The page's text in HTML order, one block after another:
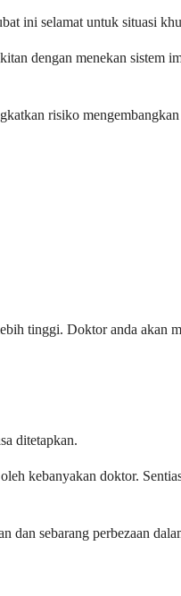
ini selamat untuk situasi
dengan menekan sistem
risiko
tinggi. Doktor anda akan
ditetapkan.
kebanyakan doktor.
dan sebarang perbezaan